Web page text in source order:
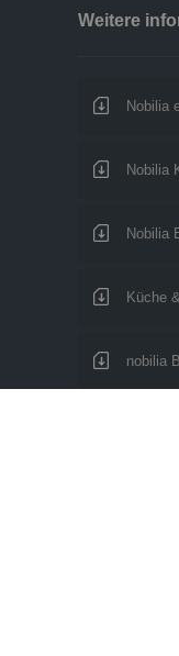
Weitere
Nobilia
Nobilia
Nobilia
Küche
nobilia